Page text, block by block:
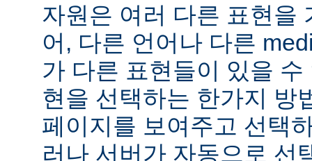
자원은 여러 다른 표현을
어, 다른 언어나 다른
가 다른 표현들이 있을
현을 선택하는 한가지 방
페이지를 보여주고 선택
러나 서버가 자동으로 선